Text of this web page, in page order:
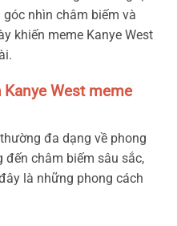
nhìn châm biếm và
khiến meme Kanye West
West meme
đa dạng về phong
đến châm biếm sâu sắc,
là những phong cách